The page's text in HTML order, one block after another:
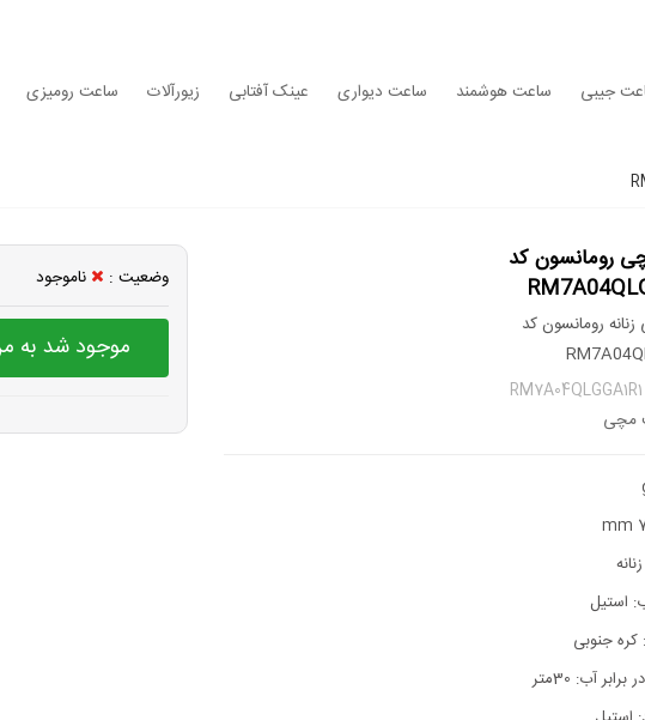
جیبی ساعت هوشمند ساعت دیواری عینک آفتابی زیورآلات ساعت رومیزی
رومانسون کد
رومانسون کد
مچی
زنانه
استیل
کره جنوبی
برابر آب: 30متر
وضعیت : ناموجود
موجود شد به